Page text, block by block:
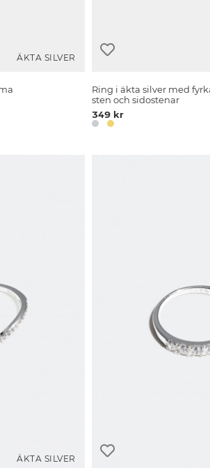
ÄKTA SILVER
Ring i äkta silver med
sten och sidostenar
349 kr
ÄKTA SILVER